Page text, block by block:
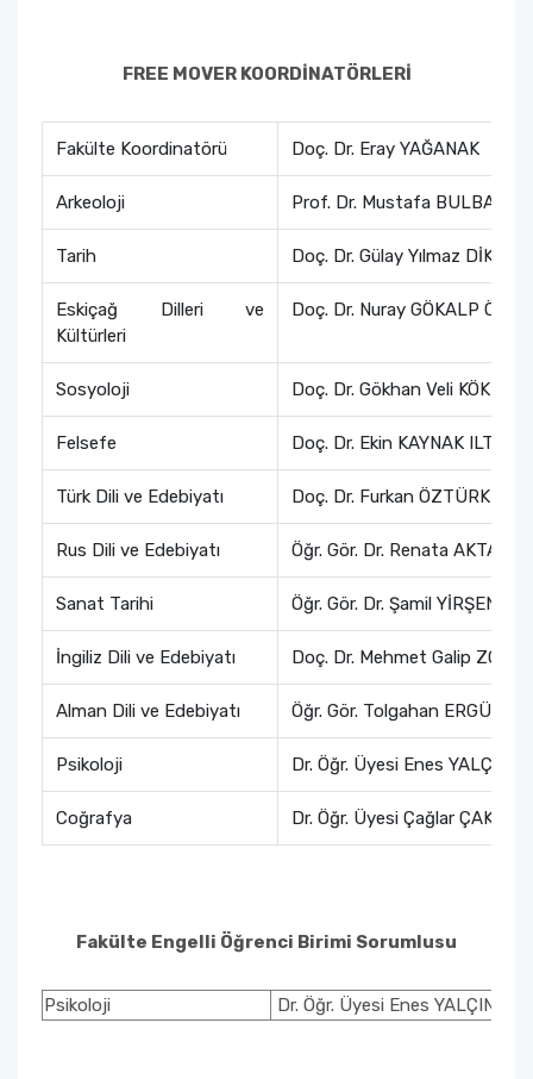
FREE MOVER KOORDİNATÖRLERİ
Fakülte Koordinatörü Doç. Dr. Eray YAĞANAK
Arkeoloji Prof. Dr. Mustafa BULBA
Tarih Doç. Dr. Gülay Yılmaz DİKO
Eskiçağ Dilleri ve
Kültürleri
Doç. Dr. Nuray GÖKALP
Sosyoloji Doç. Dr. Gökhan Veli
Felsefe Doç. Dr. Ekin KAYNAK ILTAR
Türk Dili ve Edebiyatı Doç. Dr. Furkan ÖZTÜRK
Rus Dili ve Edebiyatı Öğr. Gör. Dr. Renata AKTAŞ
Sanat Tarihi Öğr. Gör. Dr. Şamil YİRŞEN
İngiliz Dili ve Edebiyatı Doç. Dr. Mehmet Galip
Alman Dili ve Edebiyatı Öğr. Gör. Tolgahan ERGÜN
Psikoloji Dr. Öğr. Üyesi Enes YALÇIN
Coğrafya Dr. Öğr. Üyesi Çağlar ÇAKIR
Fakülte Engelli Öğrenci Birimi Sorumlusu
Psikoloji Dr. Öğr. Üyesi Enes YALÇIN